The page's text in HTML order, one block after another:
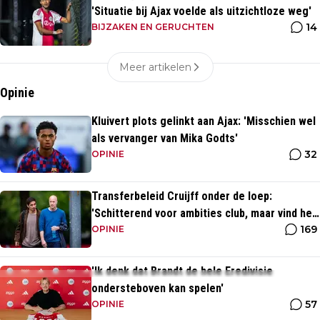
'Situatie bij Ajax voelde als uitzichtloze weg'
BIJZAKEN EN GERUCHTEN 14
Meer artikelen
Opinie
Kluivert plots gelinkt aan Ajax: 'Misschien wel
als vervanger van Mika Godts'
OPINIE 32
Transferbeleid Cruijff onder de loep:
'Schitterend voor ambities club, maar vind het
heel opvallend'
OPINIE 169
'Ik denk dat Brandt de hele Eredivisie
ondersteboven kan spelen'
OPINIE 57